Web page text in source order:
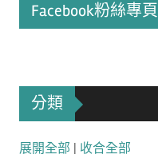
Facebook粉絲專頁
分類
展開全部 | 收合全部